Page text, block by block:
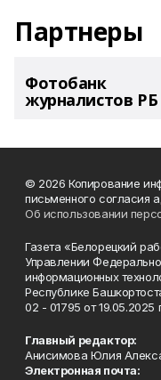
Партнеры
Фотобанк
журналистов РБ
© 2026 Копирование
письменного согласия
Об использовании
Газета «Белорецкий
Управлении
информационных
Республике
02 - 01795 от 19.05.2025
Главный редактор:
Анисимова Юлия
Электронная почта: